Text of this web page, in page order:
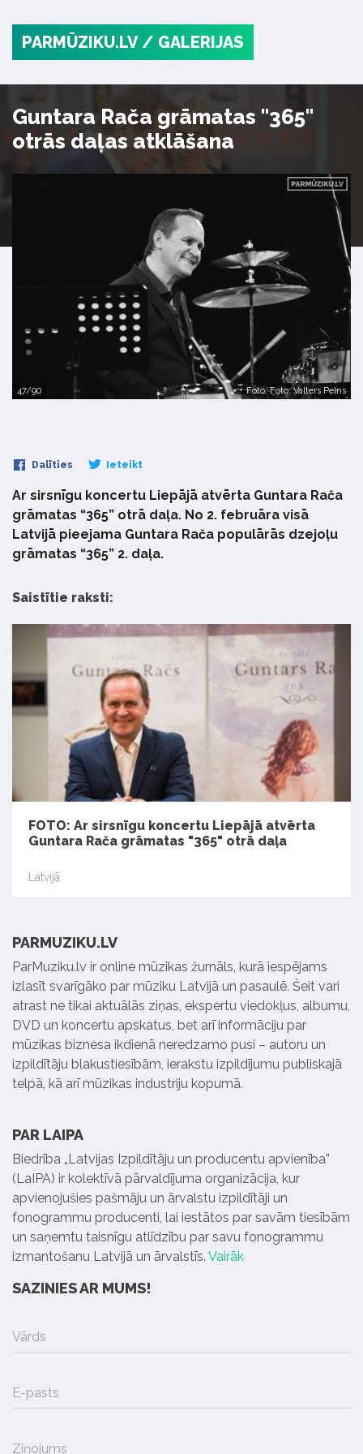
PARMŪZIKU.LV / GALERIJAS
Guntara Rača grāmatas "365"
otrās daļas atklāšana
47/90 Foto: Foto: Valters Pelns
Dalīties Ieteikt
Ar sirsnīgu koncertu Liepājā atvērta Guntara Rača
grāmatas “365” otrā daļa. No 2. februāra visā
Latvijā pieejama Guntara Rača populārās dzejoļu
grāmatas “365” 2. daļa.
Saistītie raksti:
FOTO: Ar sirsnīgu koncertu Liepājā atvērta
Guntara Rača grāmatas "365" otrā daļa
Latvijā
PARMUZIKU.LV
ParMuziku.lv ir online mūzikas žurnāls, kurā iespējams
izlasīt svarīgāko par mūziku Latvijā un pasaulē. Šeit vari
atrast ne tikai aktuālās ziņas, ekspertu viedokļus, albumu,
DVD un koncertu apskatus, bet arī informāciju par
mūzikas biznesa ikdienā neredzamo pusi – autoru un
izpildītāju blakustiesībām, ierakstu izpildījumu publiskajā
telpā, kā arī mūzikas industriju kopumā.
PAR LAIPA
Biedrība „Latvijas Izpildītāju un producentu apvienība”
(LaIPA) ir kolektīvā pārvaldījuma organizācija, kur
apvienojušies pašmāju un ārvalstu izpildītāji un
fonogrammu producenti, lai iestātos par savām tiesībām
un saņemtu taisnīgu atlīdzību par savu fonogrammu
izmantošanu Latvijā un ārvalstīs. Vairāk
SAZINIES AR MUMS!
Vārds
E-pasts
Ziņojums